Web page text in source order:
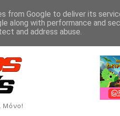
Αγγελίες Ανακοίνωση
Μόνο!
from Google to deliver its
along with performance and
and address abuse.